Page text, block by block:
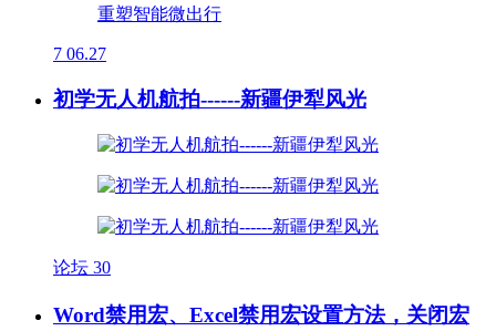
7 06.27
初学无人机航拍------新疆伊犁风光
论坛 30
Word禁用宏、Excel禁用宏设置方法，关闭宏